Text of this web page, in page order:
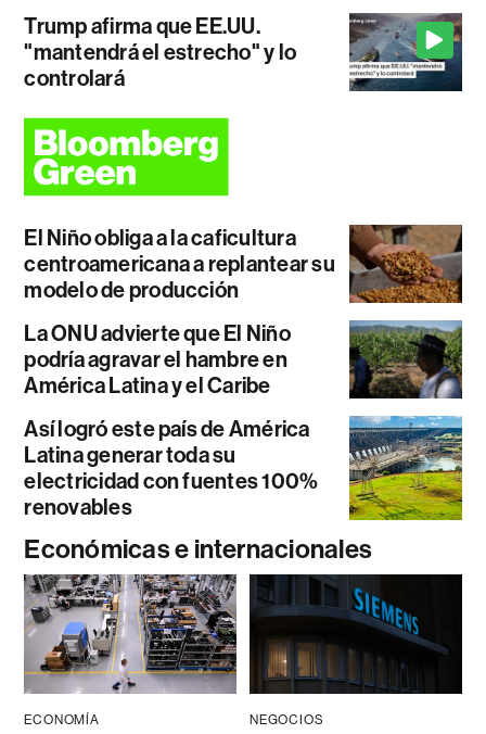
Trump afirma que EE.UU.
"mantendrá el estrecho" y lo
controlará
El Niño obliga a la caficultura
centroamericana a replantear su
modelo de producción
La ONU advierte que El Niño
podría agravar el hambre en
América Latina y el Caribe
Así logró este país de América
Latina generar toda su
electricidad con fuentes 100%
renovables
Económicas e internacionales
ECONOMÍA NEGOCIOS